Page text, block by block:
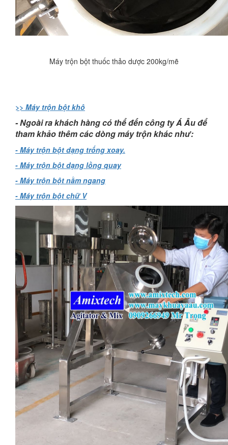
Máy trộn bột thuốc thảo dược 200kg/mẽ
>> Máy trộn bột khô
- Ngoài ra khách hàng có thể đến công ty Á Âu để
tham khảo thêm các dòng máy trộn khác như:
- Máy trộn bột dạng trống xoay.
- Máy trộn bột dạng lồng quay
- Máy trộn bột nằm ngang
- Máy trộn bột chữ V